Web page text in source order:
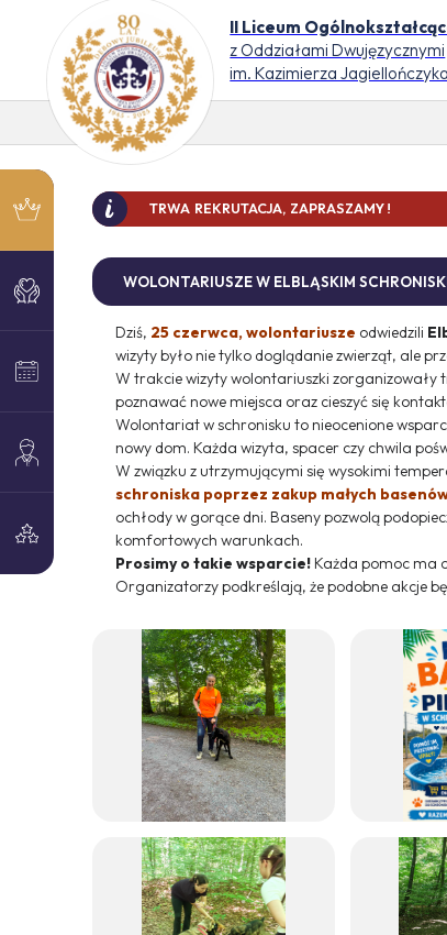
II Liceum
z Oddziałami Dwujęzycznymi
im. Kazimierza
TRWA REKRUTACJA, ZAPRASZAMY !
WOLONTARIUSZE W ELBLĄSKIM
Dziś, 25 czerwca, wolontariusze odwiedzili
wizyty było nie tylko doglądanie zwierząt, ale
W trakcie wizyty wolontariuszki zorganizowały
poznawać nowe miejsca oraz cieszyć się
Wolontariat w schronisku to nieocenione
nowy dom. Każda wizyta, spacer czy chwila
W związku z utrzymującymi się wysokimi
schroniska poprzez zakup małych
ochłody w gorące dni. Baseny pozwolą
komfortowych warunkach.
Prosimy o takie wsparcie! Każda pomoc ma
Organizatorzy podkreślają, że podobne akcje